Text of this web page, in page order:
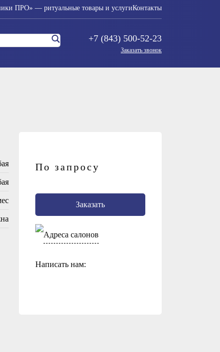
ПРО» — ритуальные товары и услугиКонтакты
+7 (843) 500-52-23
Заказать звонок
По запросу
Заказать
Адреса салонов
Написать нам: